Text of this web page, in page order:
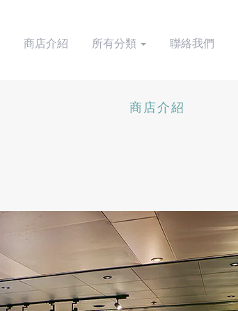
商店介紹 所有分類 聯絡我們
商店介紹